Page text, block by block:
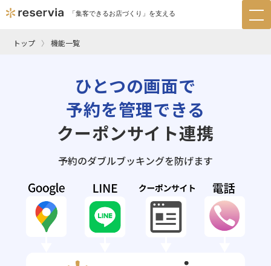
「集客できるお店づくり」を支える
トップ 機能一覧
ひとつの画面で
予約を管理できる
クーポンサイト連携
予約のダブルブッキングを防げます